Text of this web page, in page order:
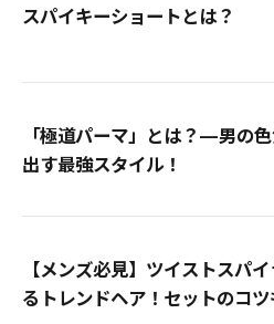
スパイキーショートとは？
「極道パーマ」とは？—男の
出す最強スタイル！
【メンズ必見】ツイストスパ
るトレンドヘア！セットのコ